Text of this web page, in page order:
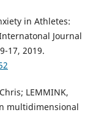
in Athletes:
Journal
17, 2019.
LEMMINK,
multidimensional